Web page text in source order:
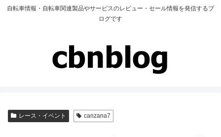
自転車情報・自転車関連製品やサービスのレビュー・セール情報を発信するブ
ログです
レース・イベント canzana7